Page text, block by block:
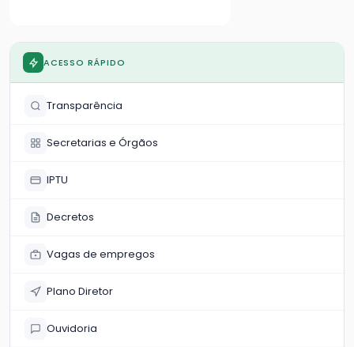
ACESSO RÁPIDO
Transparência
Secretarias e Órgãos
IPTU
Decretos
Vagas de empregos
Plano Diretor
Ouvidoria